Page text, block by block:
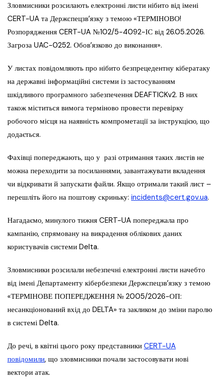
Зловмисники розсилають електронні листи нібито від імені
CERT-UA та Держспецзв’язку з темою «ТЕРМІНОВО!
Розпорядження CERT-UA №102/5-4092-ІС від 26.05.2026.
Загроза UAC-0252. Обов’язково до виконання».
У листах повідомляють про нібито безпрецедентну кібератаку
на державні інформаційні системи із застосуванням
шкідливого програмного забезпечення DEAFTICKv2. В них
також міститься вимога терміново провести перевірку
робочого місця на наявність компрометації за інструкцією, що
додається.
Фахівці попереджають, що у разі отримання таких листів не
можна переходити за посиланнями, завантажувати вкладення
чи відкривати й запускати файли. Якщо отримали такий лист –
перешліть його на поштову скриньку: incidents@cert.gov.ua.
Нагадаємо, минулого тижня CERT-UA попереджала про
кампанію, спрямовану на викрадення облікових даних
користувачів системи Delta.
Зловмисники розсилали небезпечні електронні листи начебто
від імені Департаменту кібербезпеки Держспецзв’язку з темою
«ТЕРМІНОВЕ ПОПЕРЕДЖЕННЯ № 2005/2026-ОП:
несанкціонований вхід до DELTA» та закликом до зміни паролю
в системі Delta.
До речі, в квітні цього року представники CERT-UA
повідомили, що зловмисники почали застосовувати нові
вектори атак.